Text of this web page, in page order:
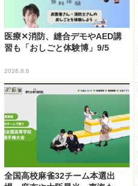
医療✕消防、縫合デモやAED講
習も「おしごと体験博」9/5
2026.8.6
全国高校麻雀32チーム本選出